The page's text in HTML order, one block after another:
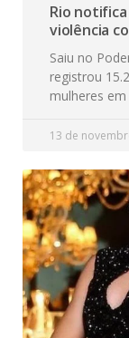
Rio notifica
violência
Saiu no
registrou
mulheres
13 de